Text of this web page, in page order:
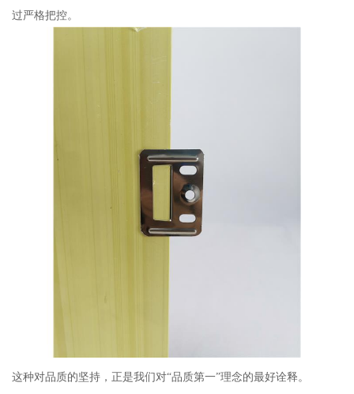
过严格把控。
这种对品质的坚持，正是我们对“品质第一”理念的最好诠释。